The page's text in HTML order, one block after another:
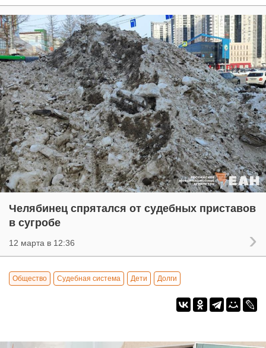
Челябинец спрятался от судебных приставов
в сугробе
12 марта в 12:36
Общество Судебная система Дети Долги